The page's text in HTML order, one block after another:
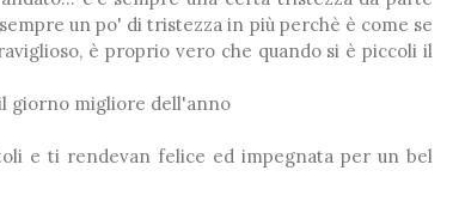
un po' di tristezza in più perchè è come se
è proprio vero che quando si è piccoli il
giorno migliore dell'anno
e ti rendevan felice ed impegnata per un bel